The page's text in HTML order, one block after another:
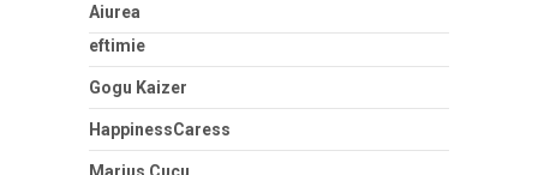
Aiurea
eftimie
Gogu Kaizer
HappinessCaress